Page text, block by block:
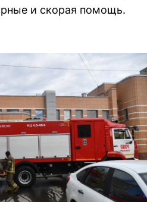
и скорая помощь.